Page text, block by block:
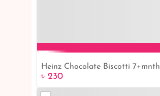
Heinz Chocolate Biscotti 7+mnth
৳ 230